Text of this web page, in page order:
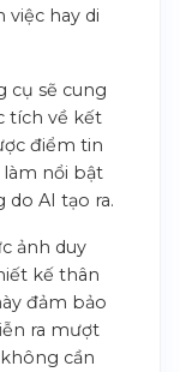
việc hay di
cụ sẽ cung
tích về kết
điểm tin
nổi bật
do AI tạo ra.
ảnh duy
kế thân
đảm bảo
ra mượt
cần